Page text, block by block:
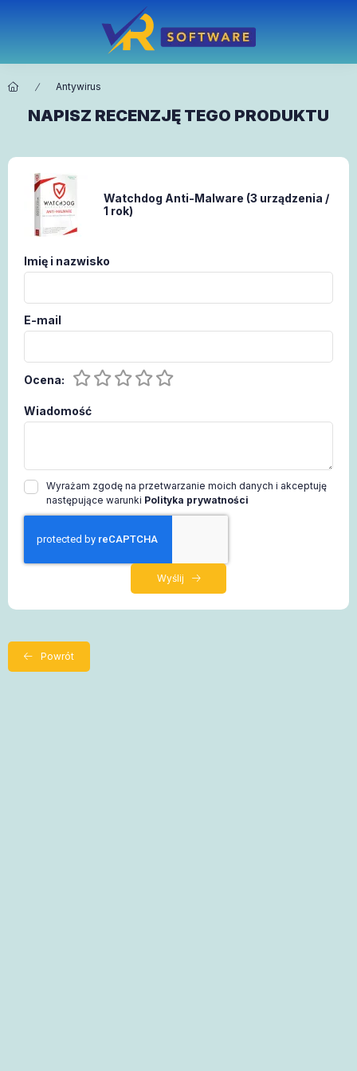
Antywirus
NAPISZ RECENZJĘ TEGO PRODUKTU
Watchdog Anti-Malware (3 urządzenia /
1 rok)
Imię i nazwisko
E-mail
Ocena:
Wiadomość
Wyrażam zgodę na przetwarzanie moich danych i akceptuję
następujące warunki Polityka prywatności
Wyślij
Powrót